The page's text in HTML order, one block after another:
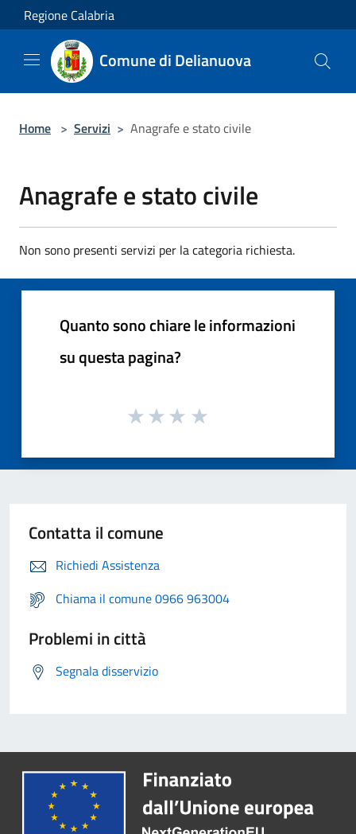
Salta al contenuto principale
Regione Calabria
Comune di Delianuova
Home > Servizi > Anagrafe e stato civile
Anagrafe e stato civile
Non sono presenti servizi per la categoria richiesta.
Quanto sono chiare le informazioni
su questa pagina?
Contatta il comune
Richiedi Assistenza
Chiama il comune 0966 963004
Problemi in città
Segnala disservizio